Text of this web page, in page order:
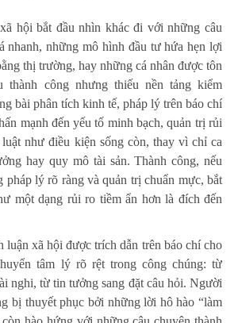
hội bắt đầu nhìn khác đi với những câu
nhanh, những mô hình đầu tư hứa hẹn lợi
thị trường, hay những cá nhân được tôn
thành công nhưng thiếu nền tảng kiểm
bài phân tích kinh tế, pháp lý trên báo chí
mạnh đến yếu tố minh bạch, quản trị rủi
như điều kiện sống còn, thay vì chỉ ca
hay quy mô tài sản. Thành công, nếu
pháp lý rõ ràng và quản trị chuẩn mực, bắt
một dạng rủi ro tiềm ẩn hơn là đích đến
luận xã hội được trích dẫn trên báo chí cho
tâm lý rõ rệt trong công chúng: từ
nghi, từ tin tưởng sang đặt câu hỏi. Người
bị thuyết phục bởi những lời hô hào “làm